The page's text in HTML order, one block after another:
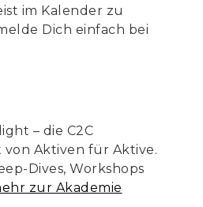
im Kalender zu
Dich einfach bei
– die C2C
von Aktiven für Aktive.
Dives, Workshops
zur Akademie